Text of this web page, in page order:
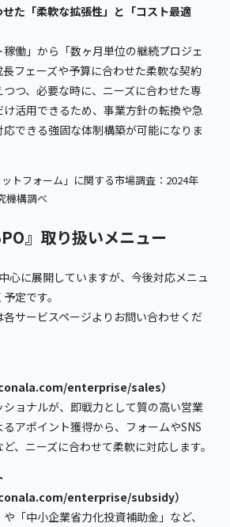
せた「柔軟な拡張性」と「コスト最適
稼働」から「数ヶ月単位の継続プロジェ
フェーズや予算に合わせた柔軟な契約
つ、必要な時に、ニーズに合わせた専
活用できるため、事業方針の転換や急
できる強固な体制構築が可能になりま
トフォーム」に関する市場調査：2024年
機構調べ
』取り扱いメニュー
心に展開していますが、今後対応メニュ
定です。
サービスページよりお問い合わせくだ
enterprise/sales）
ョナルが、即戦力として質の高い営業
アポイント獲得から、フォームやSNS
、ニーズに合わせて柔軟に対応します。
enterprise/subsidy）
や「中小企業省力化投資補助金」など、